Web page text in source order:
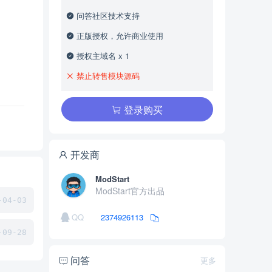
04-03
09-28
问答社区技术支持
正版授权，允许商业使用
授权主域名 x 1
禁止转售模块源码
登录购买
开发商
ModStart
ModStart官方出品
QQ 2374926113
更多
问答